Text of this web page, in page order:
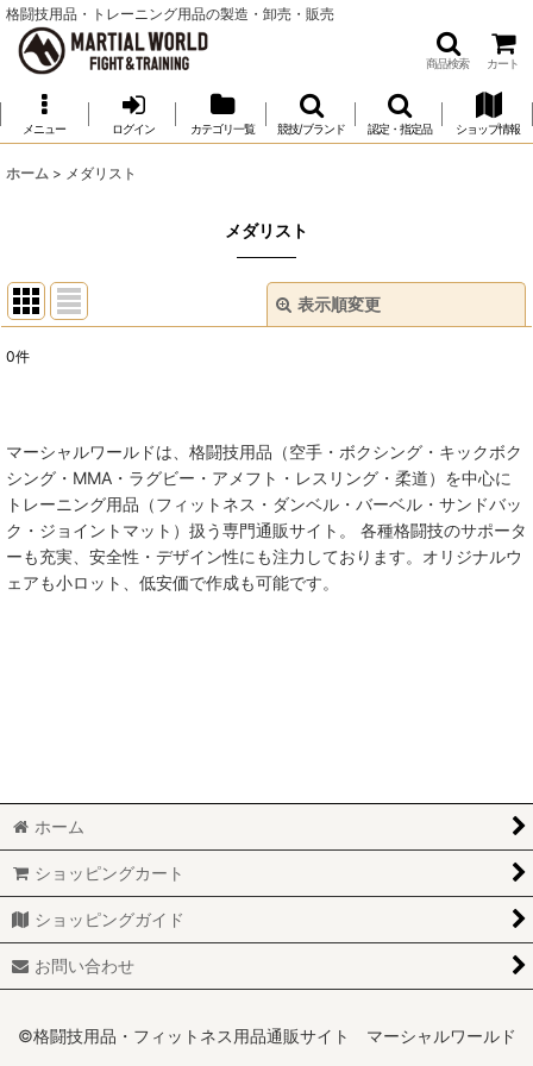
格闘技用品・トレーニング用品の製造・卸売・販売
商品検索 カート
メニュー ログイン カテゴリ一覧 競技/ブランド 認定・指定品 ショップ情報
ホーム > メダリスト
メダリスト
表示順変更
絞り込む
0件
マーシャルワールドは、格闘技用品（空手・ボクシング・キックボク
シング・MMA・ラグビー・アメフト・レスリング・柔道）を中心に
トレーニング用品（フィットネス・ダンベル・バーベル・サンドバッ
ク・ジョイントマット）扱う専門通販サイト。 各種格闘技のサポータ
ーも充実、安全性・デザイン性にも注力しております。オリジナルウ
ェアも小ロット、低安価で作成も可能です。
ホーム
ショッピングカート
ショッピングガイド
お問い合わせ
©格闘技用品・フィットネス用品通販サイト マーシャルワールド